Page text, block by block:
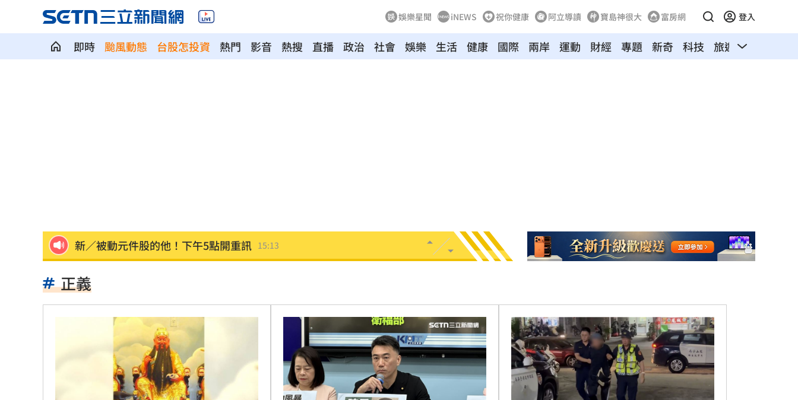
娛樂星聞 iNEWS 祝你健康 阿立導讀 寶島神很大 富房網 登入
即時 颱風動態 台股怎投資 熱門 影音 熱搜 直播 政治 社會 娛樂 生活 健康 國際 兩岸 運動 財經 專題 新奇 科技 旅遊 汽車
新／被動元件股的他！下午5點開重訊 15:13
藤嶌果步寫真遭AI魔改 出版社怒告！
連三個月CPI破通膨線 央行政策走勢曝
三峽街頭爆槍響！毒品糾紛男遭開槍洩憤 15:04
正義